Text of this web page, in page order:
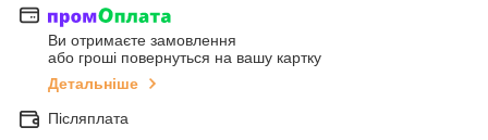
Ви отримаєте замовлення
або гроші повернуться на вашу картку
Детальніше
Післяплата